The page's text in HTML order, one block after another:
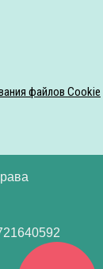
файлов Cookie